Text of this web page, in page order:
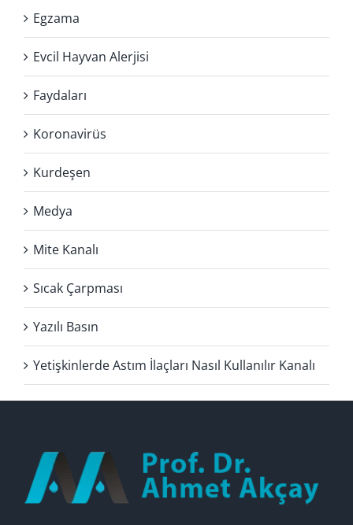
Egzama
Evcil Hayvan Alerjisi
Faydaları
Koronavirüs
Kurdeşen
Medya
Mite Kanalı
Sıcak Çarpması
Yazılı Basın
Yetişkinlerde Astım İlaçları Nasıl Kullanılır Kanalı